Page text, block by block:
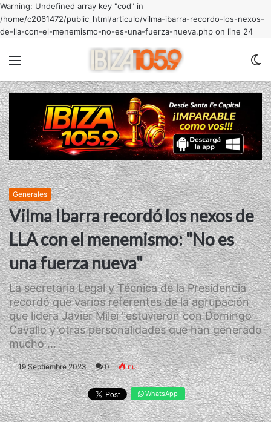
Warning: Undefined array key "cod" in
/home/c2061472/public_html/articulo/vilma-ibarra-recordo-los-nexos-
de-lla-con-el-menemismo-no-es-una-fuerza-nueva.php on line 24
Generales
Vilma Ibarra recordó los nexos de
LLA con el menemismo: "No es
una fuerza nueva"
La secretaria Legal y Técnica de la Presidencia
recordó que varios referentes de la agrupación
que lidera Javier Milei "estuvieron con Domingo
Cavallo y otras personalidades que han generado
mucho ...
19 Septiembre 2023 0 null
WhatsApp